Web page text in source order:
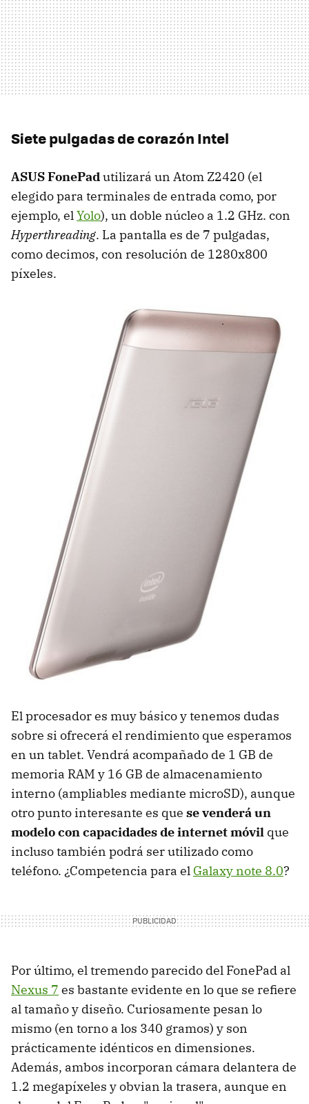
Siete pulgadas de corazón Intel
ASUS FonePadutilizará un Atom Z2420 (el
elegido para terminales de entrada como, por
ejemplo, elYolo), un doble núcleo a 1.2 GHz. con
Hyperthreading. La pantalla es de 7 pulgadas,
como decimos, con resolución de 1280x800
píxeles.
El procesador es muy básico y tenemos dudas
sobre si ofrecerá el rendimiento que esperamos
en un tablet. Vendrá acompañado de 1 GB de
memoria RAM y 16 GB de almacenamiento
interno (ampliables mediante microSD), aunque
otro punto interesante es que se venderá un
modelo con capacidades de internet móvil que
incluso también podrá ser utilizado como
teléfono. ¿Competencia para el Galaxy note 8.0?
Por último, el tremendo parecido del FonePad al
Nexus 7 es bastante evidente en lo que se refiere
al tamaño y diseño. Curiosamente pesan lo
mismo (en torno a los 340 gramos) y son
prácticamente idénticos en dimensiones.
Además, ambos incorporan cámara delantera de
1.2 megapíxeles y obvian la trasera, aunque en